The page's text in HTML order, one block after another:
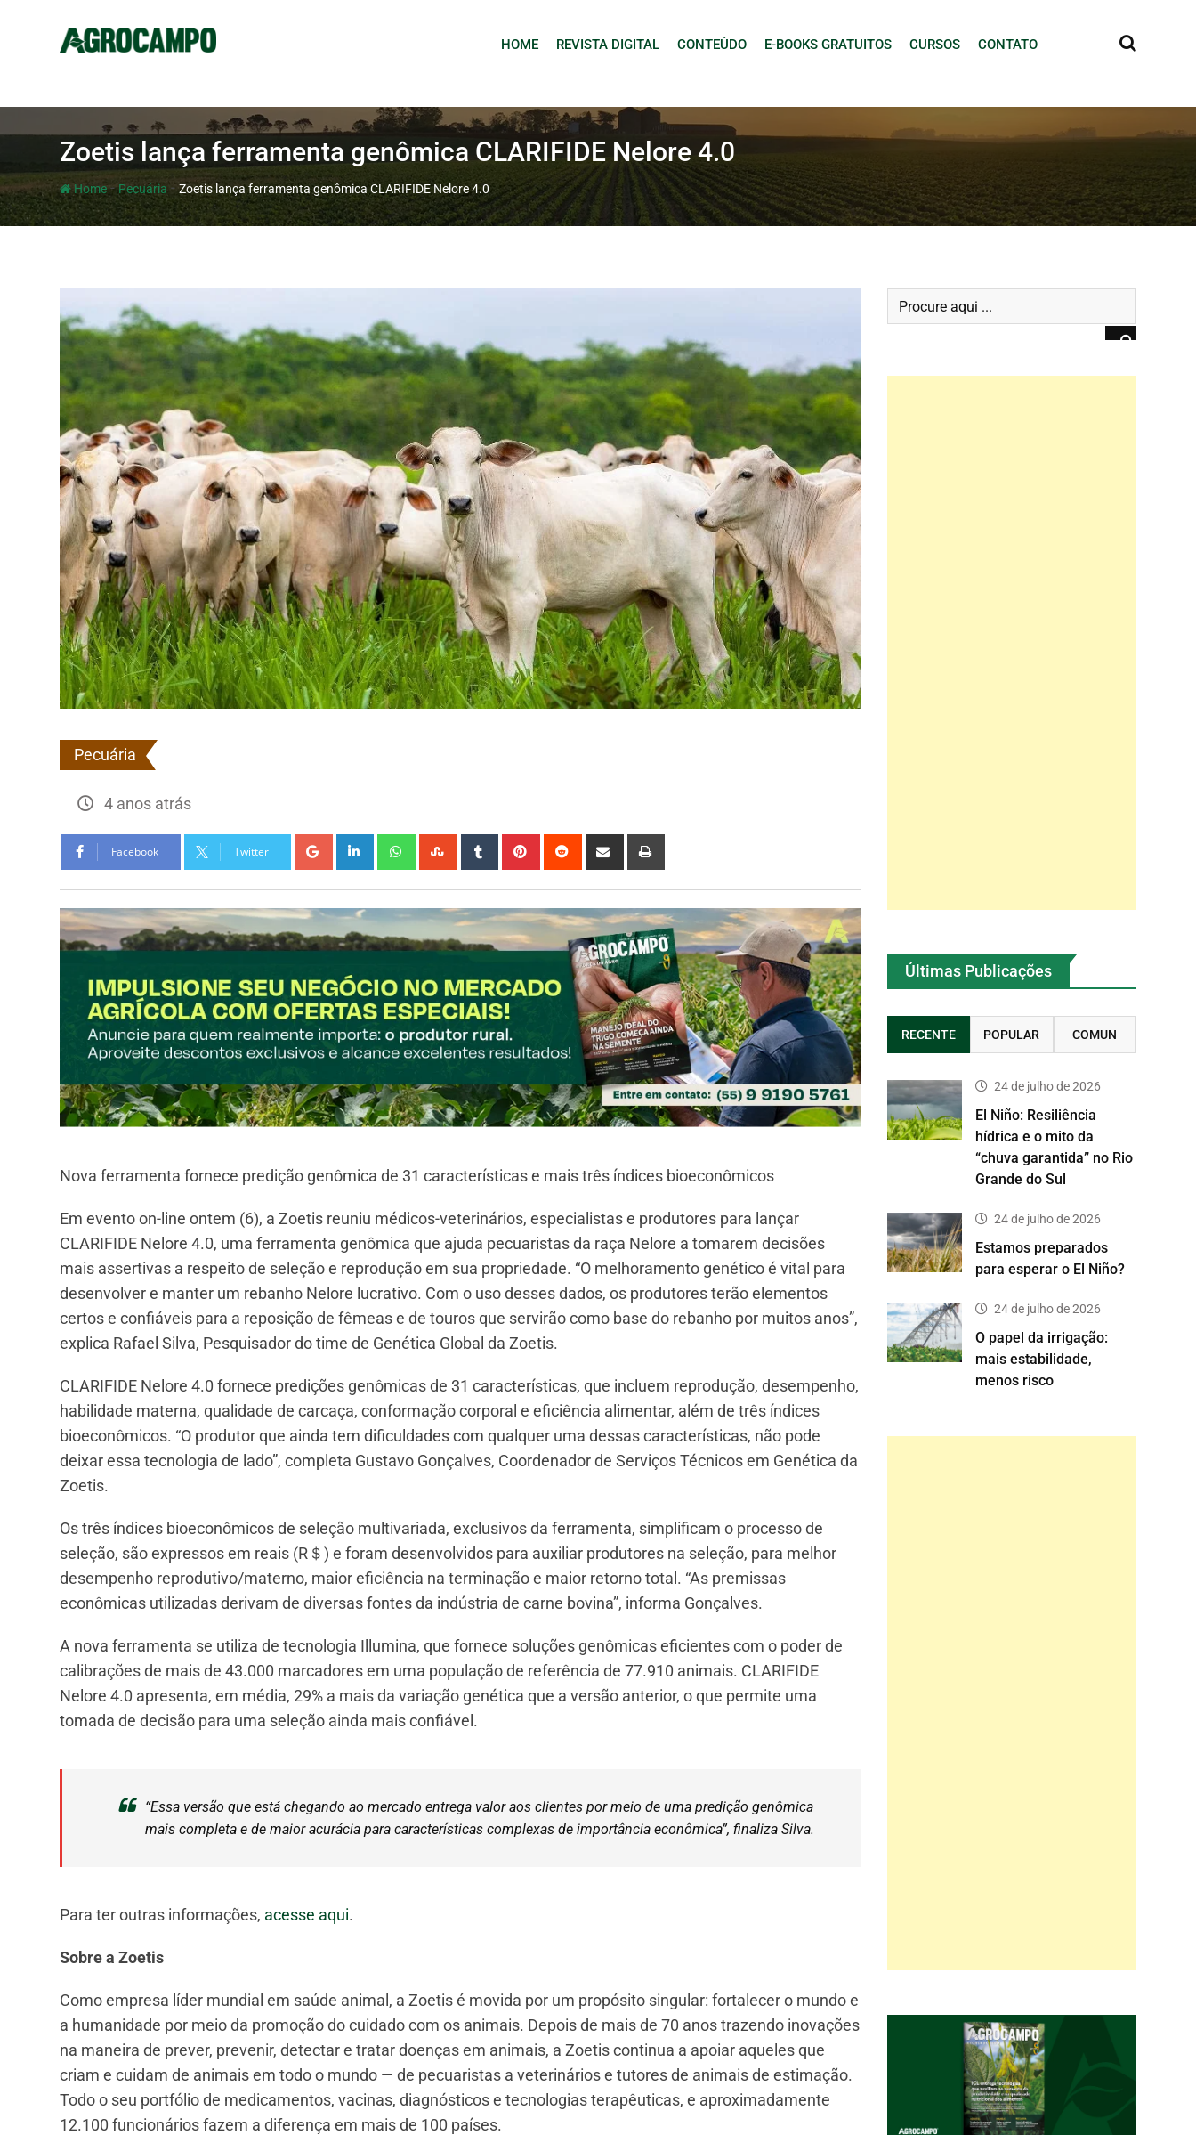
HOME REVISTA DIGITAL CONTEÚDO E-BOOKS GRATUITOS CURSOS CONTATO
Zoetis lança ferramenta genômica CLARIFIDE Nelore 4.0
Home-Pecuária -Zoetis lança ferramenta genômica CLARIFIDE Nelore 4.0
Pecuária
4 anos atrás
Facebook Twitter
Nova ferramenta fornece predição genômica de 31 características e mais três índices bioeconômicos
Em evento on-line ontem (6), a Zoetis reuniu médicos-veterinários, especialistas e produtores para lançar
CLARIFIDE Nelore 4.0, uma ferramenta genômica que ajuda pecuaristas da raça Nelore a tomarem decisões
mais assertivas a respeito de seleção e reprodução em sua propriedade. “O melhoramento genético é vital para
desenvolver e manter um rebanho Nelore lucrativo. Com o uso desses dados, os produtores terão elementos
certos e confiáveis para a reposição de fêmeas e de touros que servirão como base do rebanho por muitos anos”,
explica Rafael Silva, Pesquisador do time de Genética Global da Zoetis.
CLARIFIDE Nelore 4.0 fornece predições genômicas de 31 características, que incluem reprodução, desempenho,
habilidade materna, qualidade de carcaça, conformação corporal e eficiência alimentar, além de três índices
bioeconômicos. “O produtor que ainda tem dificuldades com qualquer uma dessas características, não pode
deixar essa tecnologia de lado”, completa Gustavo Gonçalves, Coordenador de Serviços Técnicos em Genética da
Zoetis.
Os três índices bioeconômicos de seleção multivariada, exclusivos da ferramenta, simplificam o processo de
seleção, são expressos em reais (R＄) e foram desenvolvidos para auxiliar produtores na seleção, para melhor
desempenho reprodutivo/materno, maior eficiência na terminação e maior retorno total. “As premissas
econômicas utilizadas derivam de diversas fontes da indústria de carne bovina”, informa Gonçalves.
A nova ferramenta se utiliza de tecnologia Illumina, que fornece soluções genômicas eficientes com o poder de
calibrações de mais de 43.000 marcadores em uma população de referência de 77.910 animais. CLARIFIDE
Nelore 4.0 apresenta, em média, 29% a mais da variação genética que a versão anterior, o que permite uma
tomada de decisão para uma seleção ainda mais confiável.
“Essa versão que está chegando ao mercado entrega valor aos clientes por meio de uma predição genômica
mais completa e de maior acurácia para características complexas de importância econômica”, finaliza Silva.
Para ter outras informações, acesse aqui.
Sobre a Zoetis
Como empresa líder mundial em saúde animal, a Zoetis é movida por um propósito singular: fortalecer o mundo e
a humanidade por meio da promoção do cuidado com os animais. Depois de mais de 70 anos trazendo inovações
na maneira de prever, prevenir, detectar e tratar doenças em animais, a Zoetis continua a apoiar aqueles que
criam e cuidam de animais em todo o mundo — de pecuaristas a veterinários e tutores de animais de estimação.
Todo o seu portfólio de medicamentos, vacinas, diagnósticos e tecnologias terapêuticas, e aproximadamente
12.100 funcionários fazem a diferença em mais de 100 países.
Últimas Publicações
RECENTE POPULAR COMUN
24 de julho de 2026
El Niño: Resiliência
hídrica e o mito da
“chuva garantida” no Rio
Grande do Sul
24 de julho de 2026
Estamos preparados
para esperar o El Niño?
24 de julho de 2026
O papel da irrigação:
mais estabilidade,
menos risco